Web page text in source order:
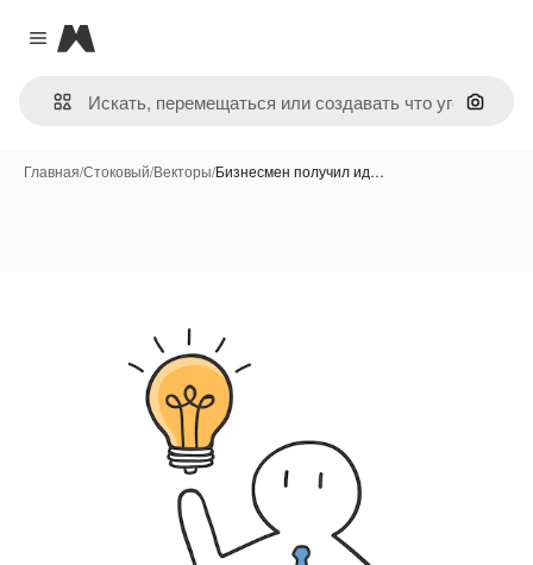
Close menu
Magnific
Поиск
Главная/Стоковый/Векторы/Бизнесмен получил ид…